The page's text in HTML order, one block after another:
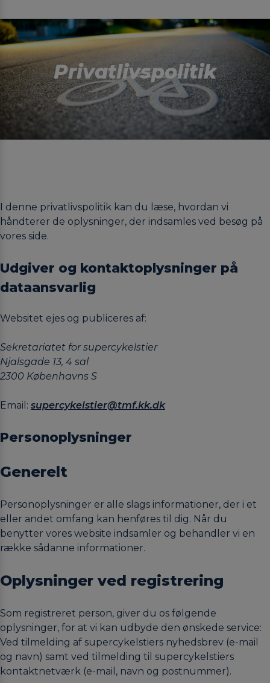
Privatlivspolitik
I denne privatlivspolitik kan du læse, hvordan vi
håndterer de oplysninger, der indsamles ved besøg på
vores side.
Udgiver og kontaktoplysninger på
dataansvarlig
Websitet ejes og publiceres af:
Sekretariatet for supercykelstier
Njalsgade 13, 4 sal
2300 Københavns S
Email: supercykelstier@tmf.kk.dk
Personoplysninger
Generelt
Personoplysninger er alle slags informationer, der i et
eller andet omfang kan henføres til dig. Når du
benytter vores website indsamler og behandler vi en
række sådanne informationer.
Oplysninger ved registrering
Som registreret person, giver du os følgende
oplysninger, for at vi kan udbyde den ønskede service:
Ved tilmelding af supercykelstiers nyhedsbrev (e-mail
og navn) samt ved tilmelding til supercykelstiers
kontaktnetværk (e-mail, navn og postnummer).